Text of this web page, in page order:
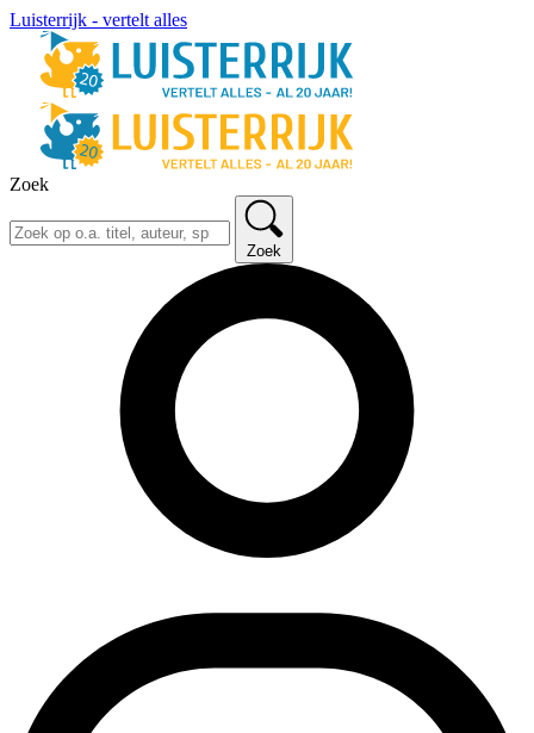
Luisterrijk - vertelt alles
Zoek
Zoek